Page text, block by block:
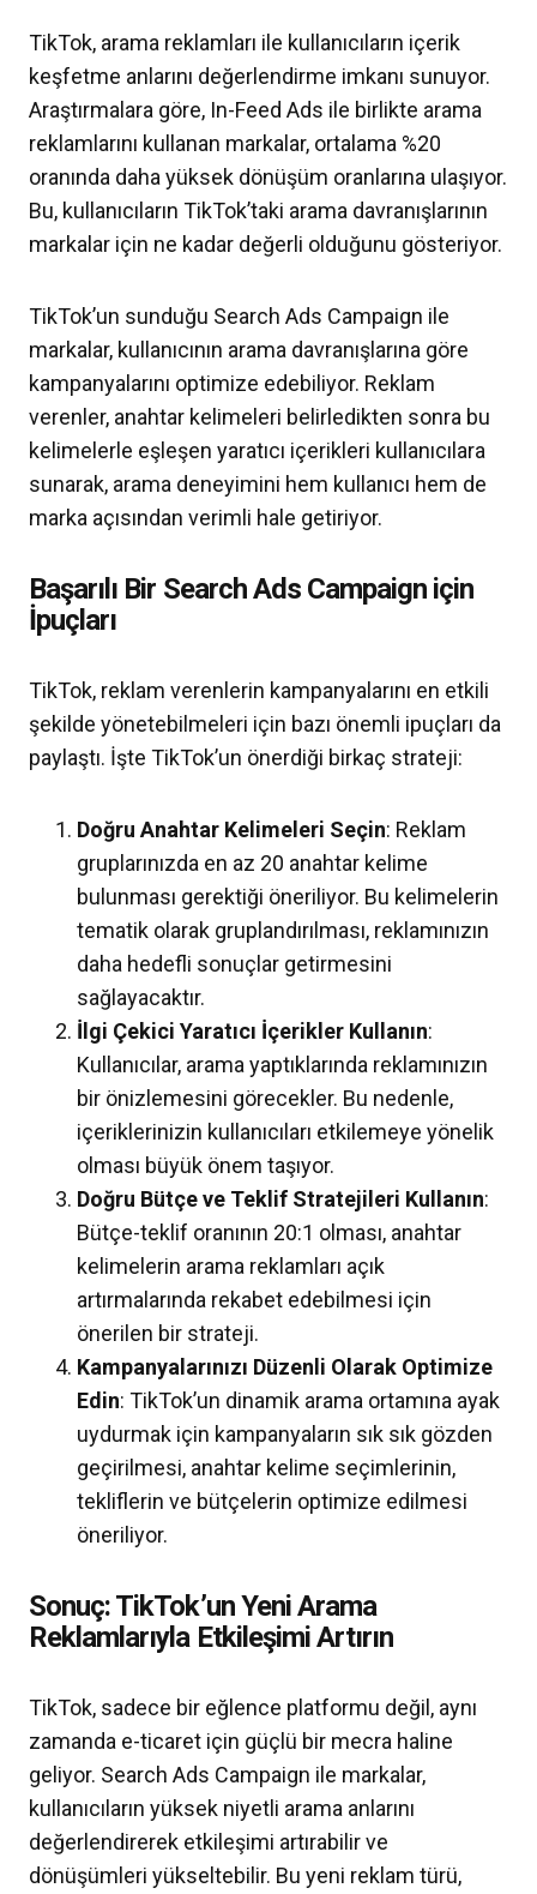
TikTok, arama reklamları ile kullanıcıların içerik
keşfetme anlarını değerlendirme imkanı sunuyor.
Araştırmalara göre, In-Feed Ads ile birlikte arama
reklamlarını kullanan markalar, ortalama %20
oranında daha yüksek dönüşüm oranlarına ulaşıyor.
Bu, kullanıcıların TikTok’taki arama davranışlarının
markalar için ne kadar değerli olduğunu gösteriyor.
TikTok’un sunduğu Search Ads Campaign ile
markalar, kullanıcının arama davranışlarına göre
kampanyalarını optimize edebiliyor. Reklam
verenler, anahtar kelimeleri belirledikten sonra bu
kelimelerle eşleşen yaratıcı içerikleri kullanıcılara
sunarak, arama deneyimini hem kullanıcı hem de
marka açısından verimli hale getiriyor.
Başarılı Bir Search Ads Campaign için
İpuçları
TikTok, reklam verenlerin kampanyalarını en etkili
şekilde yönetebilmeleri için bazı önemli ipuçları da
paylaştı. İşte TikTok’un önerdiği birkaç strateji:
Doğru Anahtar Kelimeleri Seçin: Reklam
gruplarınızda en az 20 anahtar kelime
bulunması gerektiği öneriliyor. Bu kelimelerin
tematik olarak gruplandırılması, reklamınızın
daha hedefli sonuçlar getirmesini
sağlayacaktır.
İlgi Çekici Yaratıcı İçerikler Kullanın:
Kullanıcılar, arama yaptıklarında reklamınızın
bir önizlemesini görecekler. Bu nedenle,
içeriklerinizin kullanıcıları etkilemeye yönelik
olması büyük önem taşıyor.
Doğru Bütçe ve Teklif Stratejileri Kullanın:
Bütçe-teklif oranının 20:1 olması, anahtar
kelimelerin arama reklamları açık
artırmalarında rekabet edebilmesi için
önerilen bir strateji.
Kampanyalarınızı Düzenli Olarak Optimize
Edin: TikTok’un dinamik arama ortamına ayak
uydurmak için kampanyaların sık sık gözden
geçirilmesi, anahtar kelime seçimlerinin,
tekliflerin ve bütçelerin optimize edilmesi
öneriliyor.
Sonuç: TikTok’un Yeni Arama
Reklamlarıyla Etkileşimi Artırın
TikTok, sadece bir eğlence platformu değil, aynı
zamanda e-ticaret için güçlü bir mecra haline
geliyor. Search Ads Campaign ile markalar,
kullanıcıların yüksek niyetli arama anlarını
değerlendirerek etkileşimi artırabilir ve
dönüşümleri yükseltebilir. Bu yeni reklam türü,